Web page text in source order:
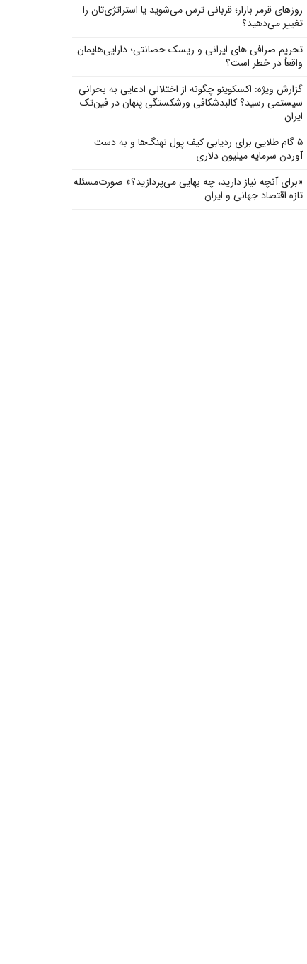
روزهای قرمز بازار؛ قربانی ترس می‌شوید یا استراتژی‌تان را
تغییر می‌دهید؟
تحریم صرافی های ایرانی و ریسک حضانتی؛ دارایی‌هایمان
واقعاً در خطر است؟
گزارش ویژه: اکسکوینو چگونه از اختلالی ادعایی به بحرانی
سیستمی رسید؟ کالبدشکافی ورشکستگی پنهان در فین‌تک
ایران
۵ گام طلایی برای ردیابی کیف پول‌ نهنگ‌ها و به دست
آوردن سرمایه میلیون دلاری
«برای آنچه نیاز دارید، چه بهایی می‌پردازید؟» صورت‌مسئله
تازه اقتصاد جهانی و ایران